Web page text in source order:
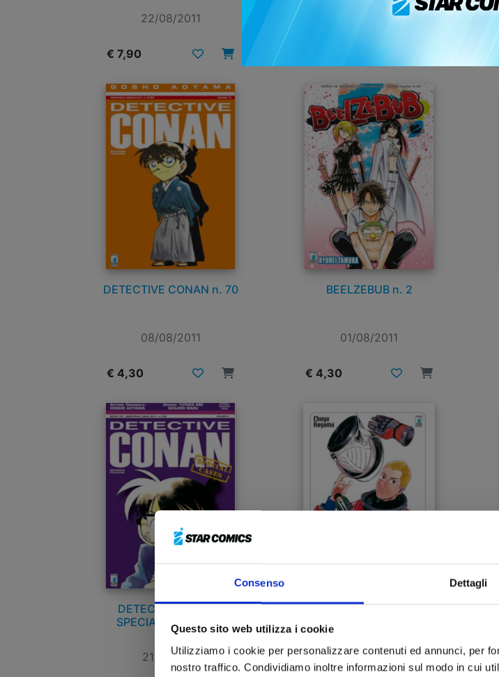
Consenso Dettagli
Questo sito web utilizza i cookie
Utilizziamo i cookie per personalizzare contenuti ed annunci, per
nostro traffico. Condividiamo inoltre informazioni sul modo in cui
22/08/2011
€ 7,90
22/08/2011
DETECTIVE CONAN n. 70
08/08/2011
€ 4,30
BEELZEBUB n. 2
01/08/2011
€ 4,30
DETECTIVE CONAN
SPECIAL CASES n. 4
21/07/2011
UCHU KYODAI - FRATELLI
NELLO SPAZIO n. 7
14/07/2011